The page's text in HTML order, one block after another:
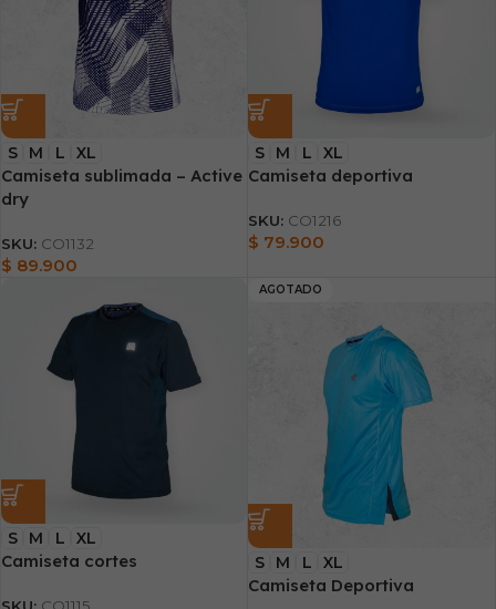
S M L XL
Camiseta sublimada – Active
dry
SKU: CO1132
$ 89.900
S M L XL
Camiseta deportiva
SKU: CO1216
$ 79.900
S M L XL
Camiseta cortes
AGOTADO
S M L XL
Camiseta Deportiva